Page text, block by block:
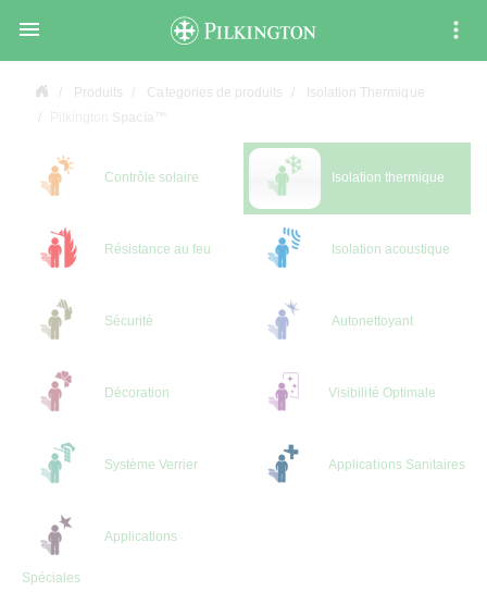

Produits Categories de produits
Isolation Thermique
Contrôle solaire Isolation thermique
Résistance au feu Isolation acoustique
Sécurité Autonettoyant
Décoration Visibilité Optimale
Système Verrier Applications Sanitaires
Applications
Spéciales